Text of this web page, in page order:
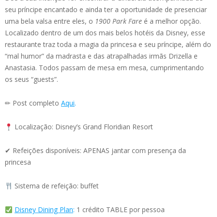
seu príncipe encantado e ainda ter a oportunidade de presenciar
uma bela valsa entre eles, o 1900 Park Fare é a melhor opção.
Localizado dentro de um dos mais belos hotéis da Disney, esse
restaurante traz toda a magia da princesa e seu príncipe, além do
“mal humor” da madrasta e das atrapalhadas irmãs Drizella e
Anastasia. Todos passam de mesa em mesa, cumprimentando
os seus “guests”.
✏ Post completo Aqui.
Localização: Disney’s Grand Floridian Resort
✔ Refeições disponíveis: APENAS jantar com presença da
princesa
Sistema de refeição: buffet
Disney Dining Plan: 1 crédito TABLE por pessoa